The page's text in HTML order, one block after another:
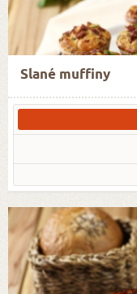
Slané muffiny